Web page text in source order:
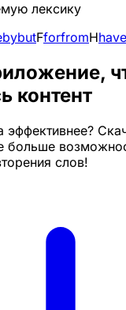
лексику
bybutFforfromHhave
контент
эффективнее?
больше
слов!